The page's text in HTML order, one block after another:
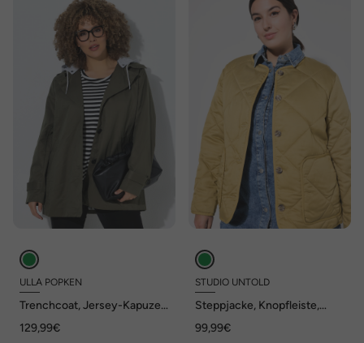
ULLA POPKEN
Trenchcoat, Jersey-Kapuze,
129,99€
STUDIO UNTOLD
Steppjacke, Knopfleiste,
99,99€